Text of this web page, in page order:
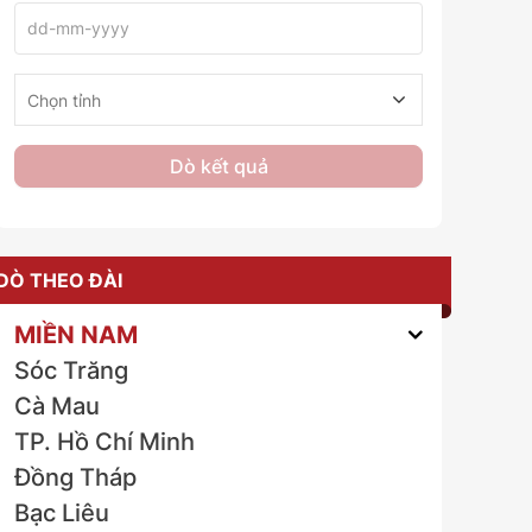
Dò kết quả
THEO ĐÀI
MIỀN NAM
Sóc Trăng
Cà Mau
TP. Hồ Chí Minh
Đồng Tháp
Bạc Liêu